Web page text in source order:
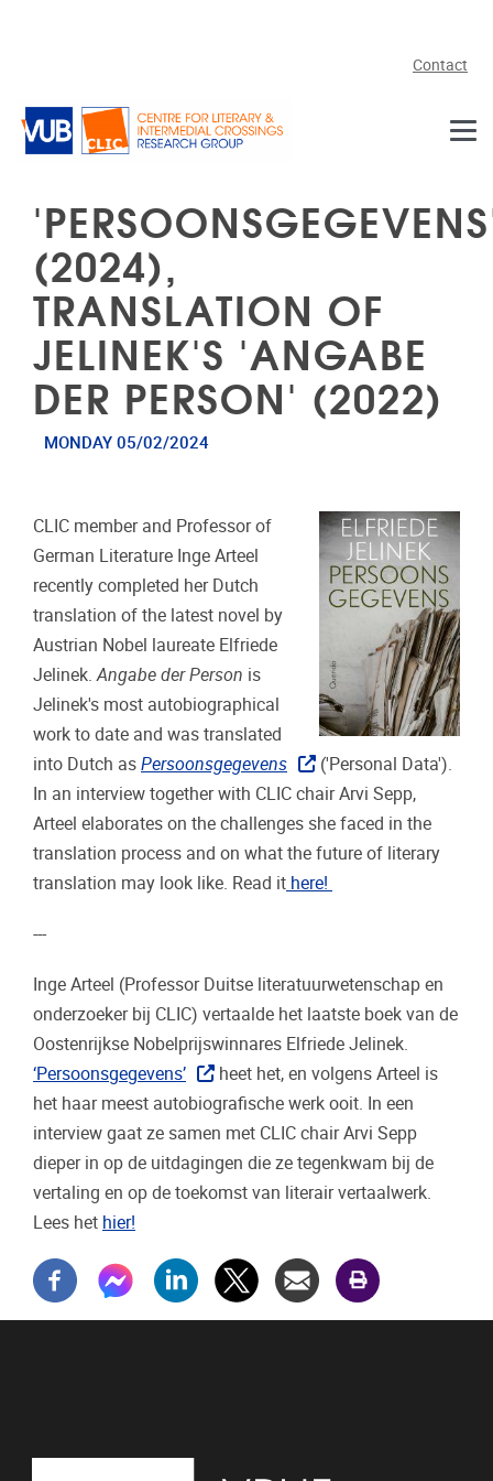
Contact
(2024),
TRANSLATION OF
JELINEK'S 'ANGABE
DER PERSON' (2022)
MONDAY 05/02/2024
CLIC member and Professor of
German Literature Inge Arteel
recently completed her Dutch
translation of the latest novel by
Austrian Nobel laureate Elfriede
Jelinek. Angabe der Person is
Jelinek's most autobiographical
work to date and was translated
into Dutch as Persoonsgegevens
('Personal Data').
In an interview together with CLIC chair Arvi Sepp,
Arteel elaborates on the challenges she faced in the
translation process and on what the future of literary
translation may look like. Read it here!
---
Inge Arteel (Professor Duitse literatuurwetenschap en
onderzoeker bij CLIC) vertaalde het laatste boek van de
Oostenrijkse Nobelprijswinnares Elfriede Jelinek.
‘Persoonsgegevens’
heet het, en volgens Arteel is
het haar meest autobiografische werk ooit. In een
interview gaat ze samen met CLIC chair Arvi Sepp
dieper in op de uitdagingen die ze tegenkwam bij de
vertaling en op de toekomst van literair vertaalwerk.
Lees het hier!